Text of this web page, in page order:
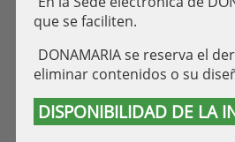
que se faciliten.
DONAMARIA se reserva el
eliminar contenidos o su
DISPONIBILIDAD DE LA